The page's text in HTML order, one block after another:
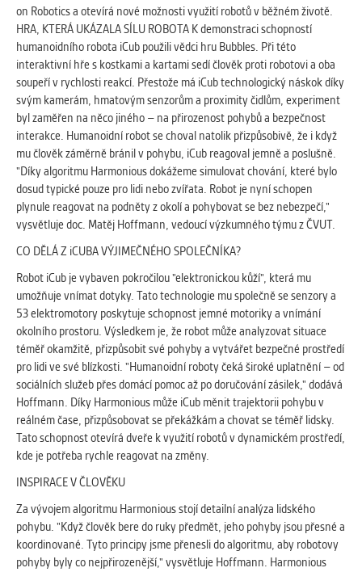
ANALYTICKÉ
Slouží pro získávání anonymizovaných
statistických údajů, které nám pomáhají
vylepšovat naše aplikace. Zpravidla jde o
cookies systémů třetích stran, které k
těmto účelům využíváme.
MARKETINGOVÉ
Využívané za účelem zobrazení
správných nabídek a cílení obsahu podle
Vašich preferencí. Zpravidla jde o
cookies systémů třetích stran, které nám
s analýzou uživatelského chování
pomáhají.
OSTATNÍ
Cookies, které aplikace nedokáže zařadit.
Naším cílem je, aby tato kategorie
zůstala prázdná a všechny cookies byly
přiřazeny do některé z kategorií
uvedených výše.
on Robotics a otevírá nové možnosti využití robotů v běžném životě.
HRA, KTERÁ UKÁZALA SÍLU ROBOTA K demonstraci schopností
humanoidního robota iCub použili vědci hru Bubbles. Při této
interaktivní hře s kostkami a kartami sedí člověk proti robotovi a oba
soupeří v rychlosti reakcí. Přestože má iCub technologický náskok díky
svým kamerám, hmatovým senzorům a proximity čidlům, experiment
byl zaměřen na něco jiného – na přirozenost pohybů a bezpečnost
interakce. Humanoidní robot se choval natolik přizpůsobivě, že i když
mu člověk záměrně bránil v pohybu, iCub reagoval jemně a poslušně.
"Díky algoritmu Harmonious dokážeme simulovat chování, které bylo
dosud typické pouze pro lidi nebo zvířata. Robot je nyní schopen
plynule reagovat na podněty z okolí a pohybovat se bez nebezpečí,"
vysvětluje doc. Matěj Hoffmann, vedoucí výzkumného týmu z ČVUT.
CO DĚLÁ Z iCUBA VÝJIMEČNÉHO SPOLEČNÍKA?
Robot iCub je vybaven pokročilou "elektronickou kůží", která mu
umožňuje vnímat dotyky. Tato technologie mu společně se senzory a
53 elektromotory poskytuje schopnost jemné motoriky a vnímání
okolního prostoru. Výsledkem je, že robot může analyzovat situace
téměř okamžitě, přizpůsobit své pohyby a vytvářet bezpečné prostředí
pro lidi ve své blízkosti. "Humanoidní roboty čeká široké uplatnění – od
sociálních služeb přes domácí pomoc až po doručování zásilek," dodává
Hoffmann. Díky Harmonious může iCub měnit trajektorii pohybu v
reálném čase, přizpůsobovat se překážkám a chovat se téměř lidsky.
Tato schopnost otevírá dveře k využití robotů v dynamickém prostředí,
kde je potřeba rychle reagovat na změny.
INSPIRACE V ČLOVĚKU
Za vývojem algoritmu Harmonious stojí detailní analýza lidského
pohybu. "Když člověk bere do ruky předmět, jeho pohyby jsou přesné a
koordinované. Tyto principy jsme přenesli do algoritmu, aby robotovy
pohyby byly co nejpřirozenější," vysvětluje Hoffmann. Harmonious